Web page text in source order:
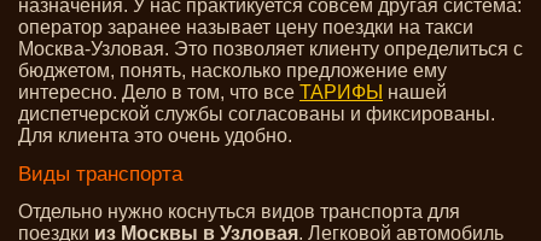
назначения. У нас практикуется совсем другая система:
оператор заранее называет цену поездки на такси
Москва-Узловая. Это позволяет клиенту определиться с
бюджетом, понять, насколько предложение ему
интересно. Дело в том, что все ТАРИФЫ нашей
диспетчерской службы согласованы и фиксированы.
Для клиента это очень удобно.
Виды транспорта
Отдельно нужно коснуться видов транспорта для
поездки из Москвы в Узловая. Легковой автомобиль